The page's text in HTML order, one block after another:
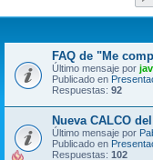
FAQ de "Me
Último mensaje por
Publicado en
Respuestas: 92
Nueva CALCO
Último mensaje por
Publicado en
Respuestas: 102